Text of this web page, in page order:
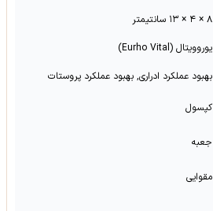
۸ × ۴ × ۱۳ سانتیمتر
یوروویتال (Eurho Vital)
بهبود عملکرد ادراری, بهبود عملکرد پروستات
کپسول
جعبه
مقوایی